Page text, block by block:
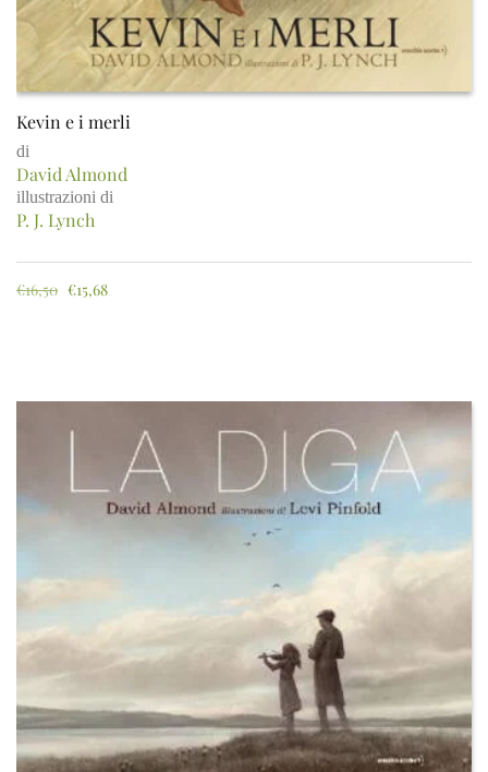
Kevin e i merli
di
David Almond
illustrazioni di
P. J. Lynch
€16,50 €15,68